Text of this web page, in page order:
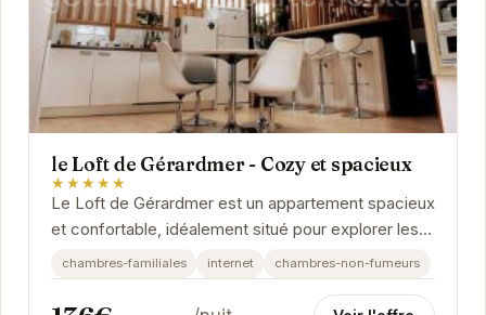
le Loft de Gérardmer - Cozy et spacieux
★★★★★
Le Loft de Gérardmer est un appartement spacieux
et confortable, idéalement situé pour explorer les
Vosges. Avec son ambiance chaleureuse et ses...
chambres-familiales internet chambres-non-fumeurs